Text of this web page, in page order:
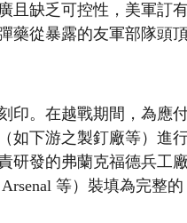
且缺乏可控性，美軍訂
從暴露的友軍部隊頭頂
印。在越戰期間，為應
如下游之製釘廠等）進
發的弗蘭克福德兵工廠
等）裝填為完整